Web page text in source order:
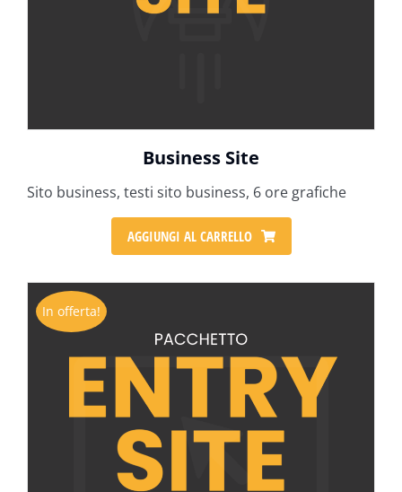
Business Site
Sito business, testi sito business, 6 ore grafiche
AGGIUNGI AL CARRELLO
In offerta!